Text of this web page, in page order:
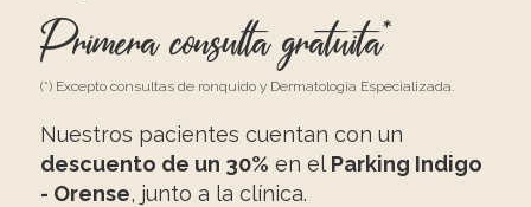
Primera consulta gratuita*
(*) Excepto consultas de ronquido y Dermatología Especializada.
Nuestros pacientes cuentan con un
descuento de un 30% en el Parking Indigo
- Orense, junto a la clínica.